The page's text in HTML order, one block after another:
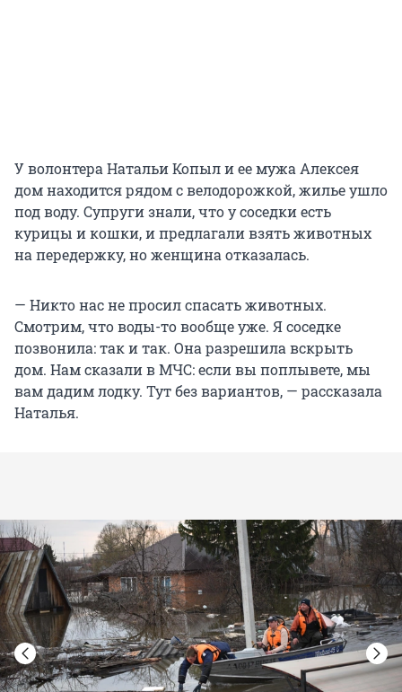
У волонтера Натальи Копыл и ее мужа Алексея
дом находится рядом с велодорожкой, жилье ушло
под воду. Супруги знали, что у соседки есть
курицы и кошки, и предлагали взять животных
на передержку, но женщина отказалась.
— Никто нас не просил спасать животных.
Смотрим, что воды-то вообще уже. Я соседке
позвонила: так и так. Она разрешила вскрыть
дом. Нам сказали в МЧС: если вы поплывете, мы
вам дадим лодку. Тут без вариантов, — рассказала
Наталья.